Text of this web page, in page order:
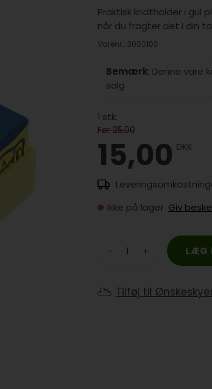
Praktisk kridtholder i gul
når du fragter det i din
Varenr.: 3000100
Bemærk: Denne vare
salg
1 stk.
Før 25,00
15,00 DKK
Ikke på lager Giv
- +
Tilføj til